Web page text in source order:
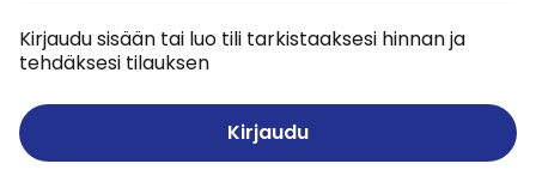
Kirjaudu sisään tai luo tili tarkistaaksesi hinnan ja
tehdäksesi tilauksen
Kirjaudu